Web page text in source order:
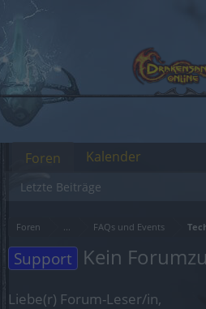
Foren ... FAQs und Events
Support Kein
Liebe(r) Forum-Leser/in,
Foren
Letzte Beiträge
Kalender